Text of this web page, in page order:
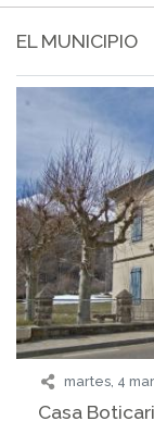
EL MUNICIPIO
martes, 4
Casa